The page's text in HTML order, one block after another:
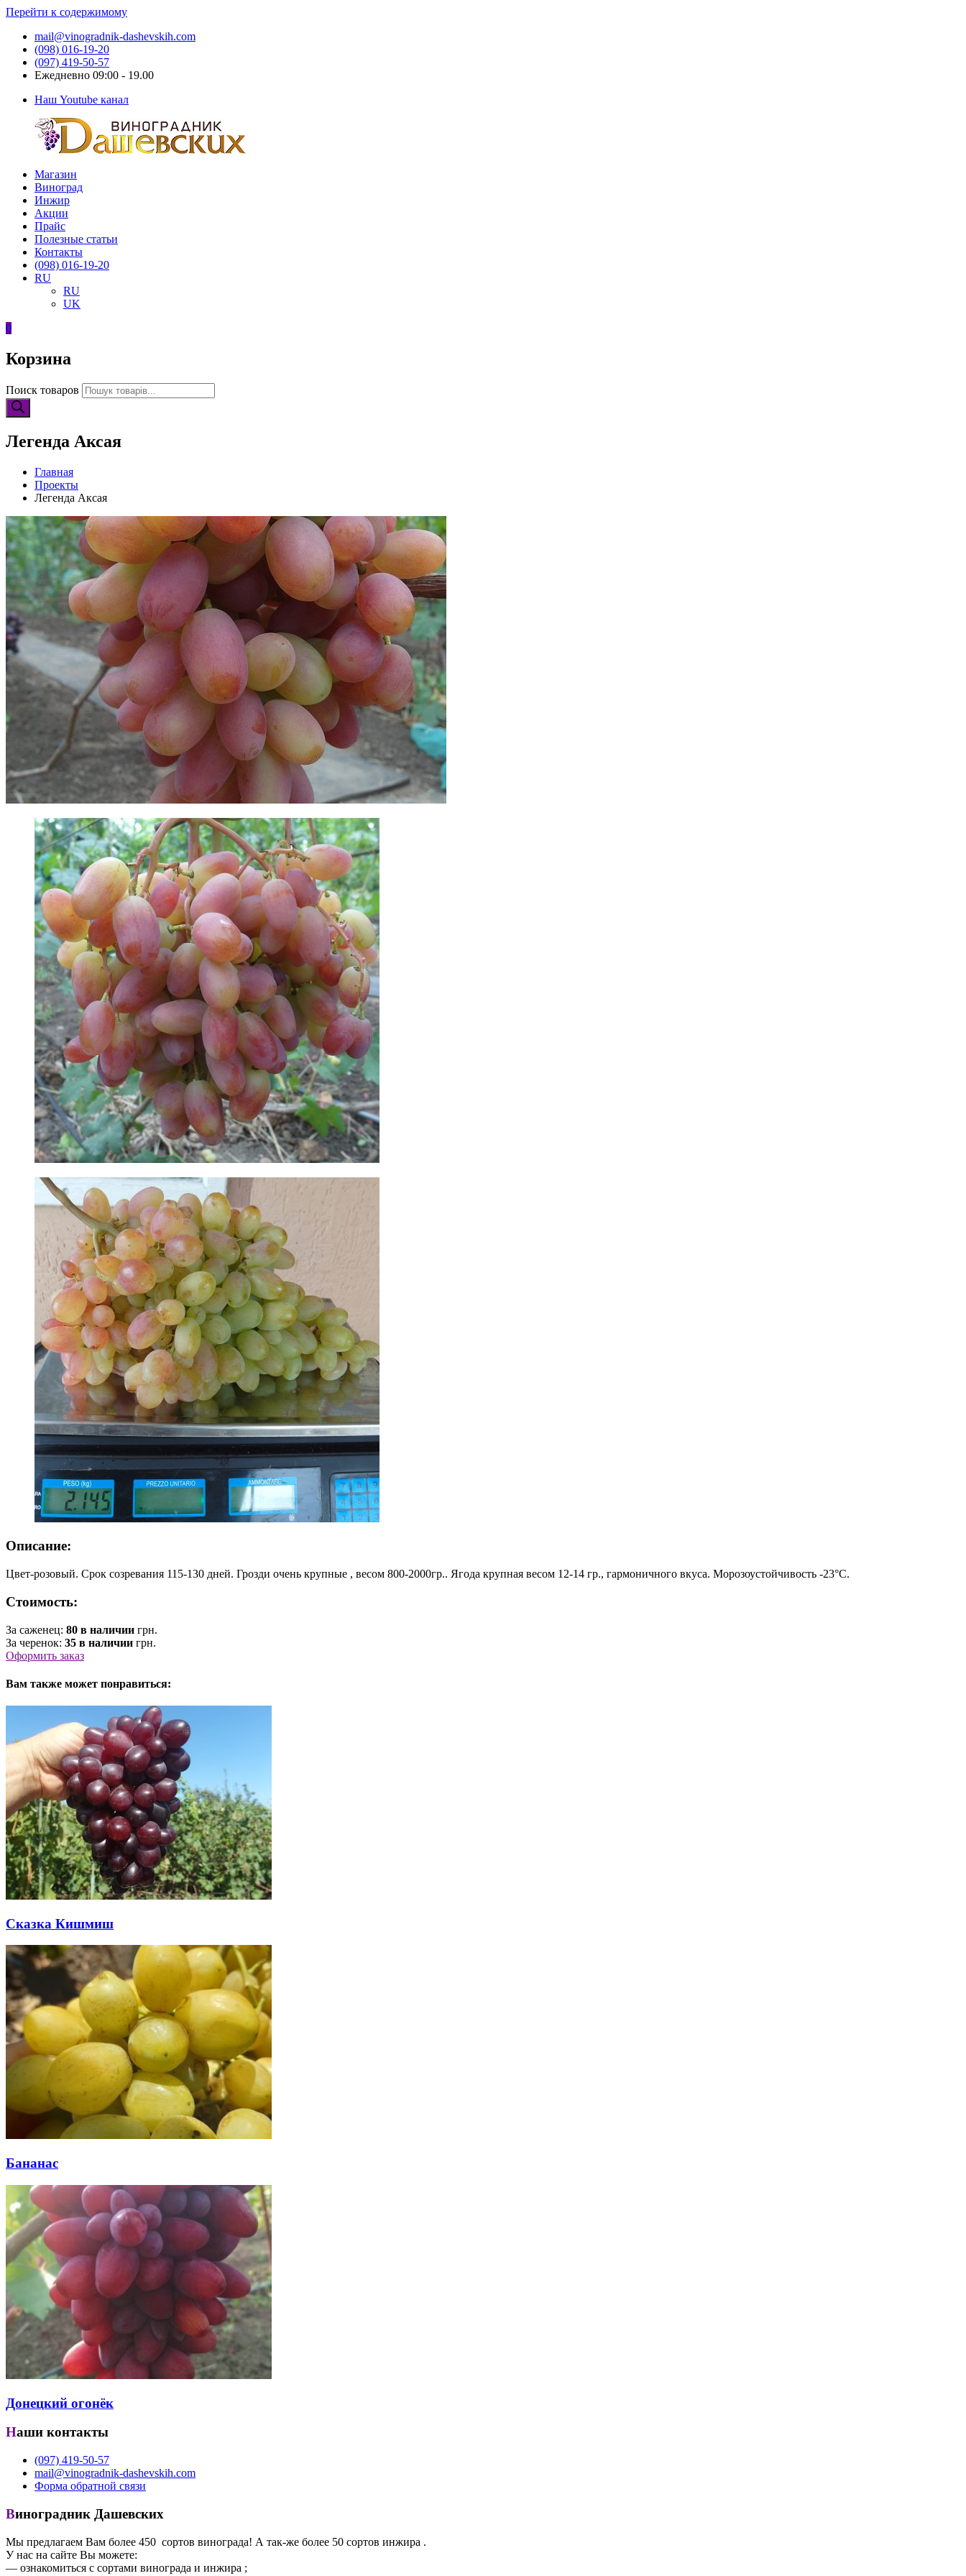
Перейти к содержимому
mail@vinogradnik-dashevskih.com
(098) 016-19-20
(097) 419-50-57
Ежедневно 09:00 - 19.00
Наш Youtube канал
Виноградник
Дашевских
Саженцы
черенки
винограда
Магазин
Виноград
Инжир
Акции
Прайс
Полезные статьи
Контакты
(098) 016-19-20
RU
RU
UK
0
Корзина
Поиск товаров
Легенда Аксая
Главная
Проекты
Легенда Аксая
Описание:
Цвет-розовый. Срок созревания 115-130 дней. Грозди очень крупные , весом 800-2000гр.. Ягода крупная весом 12-14 гр., гармоничного вкуса. Морозоустойчивость -23°С.
Стоимость:
За саженец: 80 в наличии грн.
За черенок: 35 в наличии грн.
Оформить заказ
Вам также может понравиться:
Сказка Кишмиш
Бананас
Донецкий огонёк
Наши контакты
(097) 419-50-57
mail@vinogradnik-dashevskih.com
Форма обратной связи
Виноградник Дашевских
Мы предлагаем Вам более 450 сортов винограда! А так-же более 50 сортов инжира .
У нас на сайте Вы можете:
— ознакомиться с сортами винограда и инжира ;